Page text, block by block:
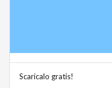
Scaricalo gratis!